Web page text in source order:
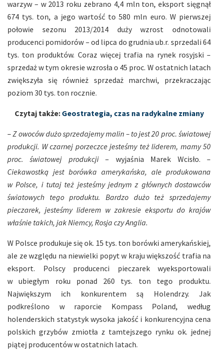
warzyw – w 2013 roku zebrano 4,4 mln ton, eksport sięgnął
674 tys. ton, a jego wartość to 580 mln euro. W pierwszej
połowie sezonu 2013/2014 duży wzrost odnotowali
producenci pomidorów – od lipca do grudnia ub.r. sprzedali 64
tys. ton produktów. Coraz więcej trafia na rynek rosyjski –
sprzedaż w tym okresie wzrosła o 45 proc. W ostatnich latach
zwiększyła się również sprzedaż marchwi, przekraczając
poziom 30 tys. ton rocznie.
Czytaj także: Geostrategia, czas na radykalne zmiany
–Z owoców dużo sprzedajemy malin – to jest 20 proc. światowej
produkcji. W czarnej porzeczce jesteśmy też liderem, mamy 50
proc. światowej produkcji– wyjaśnia Marek Wcisło. –
Ciekawostką jest borówka amerykańska, ale produkowana
w Polsce, i tutaj też jesteśmy jednym z głównych dostawców
światowych tego produktu. Bardzo dużo też sprzedajemy
pieczarek, jesteśmy liderem w zakresie eksportu do krajów
właśnie takich, jak Niemcy, Rosja czy Anglia.
W Polsce produkuje się ok. 15 tys. ton borówki amerykańskiej,
ale ze względu na niewielki popyt w kraju większość trafia na
eksport. Polscy producenci pieczarek wyeksportowali
w ubiegłym roku ponad 260 tys. ton tego produktu.
Największym ich konkurentem są Holendrzy. Jak
podkreślono w raporcie Kompass Poland, według
holenderskich statystyk wysoka jakość i konkurencyjna cena
polskich grzybów zmiotła z tamtejszego rynku ok. jednej
piątej producentów w ostatnich latach.